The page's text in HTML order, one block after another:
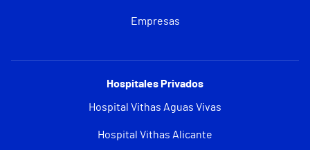
Empresas
Hospitales Privados
Hospital Vithas Aguas Vivas
Hospital Vithas Alicante